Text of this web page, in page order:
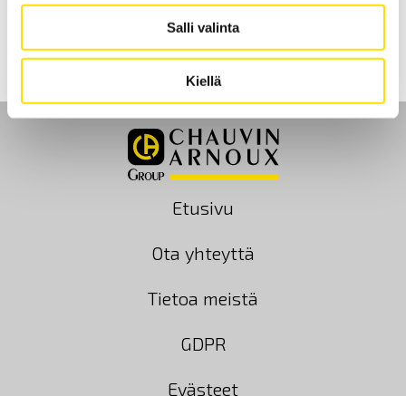
Salli valinta
Kiellä
LUE LISÄÄ
Etusivu
Ota yhteyttä
Tietoa meistä
GDPR
Evästeet